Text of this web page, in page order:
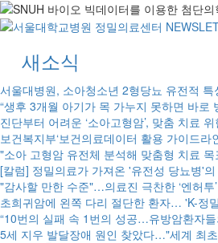
새소식
서울대병원, 소아청소년 2형당뇨 유전적 특
“생후 3개월 아기가 목 가누지 못하면 바로
진단부터 어려운 ‘소아고형암’, 맞춤 치료
보건복지부‘보건의료데이터 활용 가이드
"소아 고형암 유전체 분석해 맞춤형 치료 목
[칼럼] 정밀의료가 가져온 '유전성 당뇨병'
"감사할 만한 수준"…의료진 극찬한 ‘엔허투
초희귀암에 왼쪽 다리 절단한 환자… 'K-정
“10번의 실패 속 1번의 성공…유방암환자
5세 지우 발달장애 원인 찾았다…"세계 최